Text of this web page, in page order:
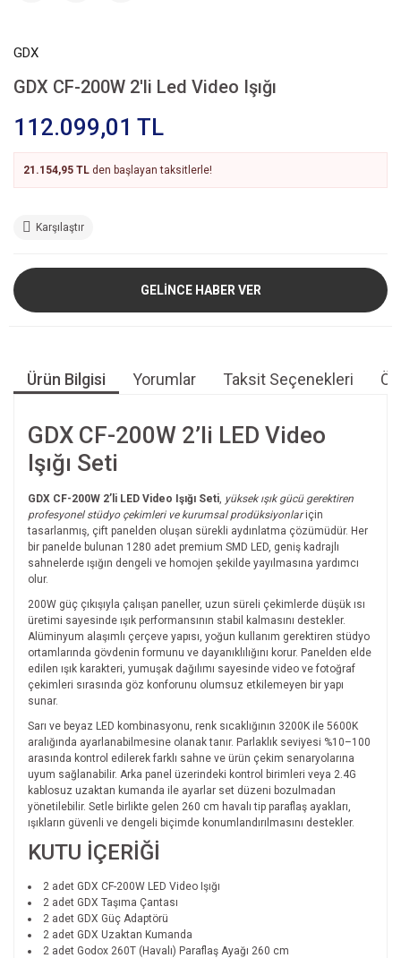
GDX
GDX CF-200W 2'li Led Video Işığı
112.099,01 TL
21.154,95 TL den başlayan taksitlerle!
Karşılaştır
GELİNCE HABER VER
Ürün Bilgisi Yorumlar Taksit Seçenekleri
GDX CF-200W 2’li LED Video
Işığı Seti
GDX CF-200W 2’li LED Video Işığı Seti, yüksek ışık gücü gerektiren
profesyonel stüdyo çekimleri ve kurumsal prodüksiyonlariçin
tasarlanmış, çift panelden oluşan sürekli aydınlatma çözümüdür. Her
bir panelde bulunan 1280 adet premium SMD LED, geniş kadrajlı
sahnelerde ışığın dengeli ve homojen şekilde yayılmasına yardımcı
olur.
200W güç çıkışıyla çalışan paneller, uzun süreli çekimlerde düşük ısı
üretimi sayesinde ışık performansının stabil kalmasını destekler.
Alüminyum alaşımlı çerçeve yapısı, yoğun kullanım gerektiren stüdyo
ortamlarında gövdenin formunu ve dayanıklılığını korur. Panelden elde
edilen ışık karakteri, yumuşak dağılımı sayesinde video ve fotoğraf
çekimleri sırasında göz konforunu olumsuz etkilemeyen bir yapı
sunar.
Sarı ve beyaz LED kombinasyonu, renk sıcaklığının 3200K ile 5600K
aralığında ayarlanabilmesine olanak tanır. Parlaklık seviyesi %10–100
arasında kontrol edilerek farklı sahne ve ürün çekim senaryolarına
uyum sağlanabilir. Arka panel üzerindeki kontrol birimleri veya 2.4G
kablosuz uzaktan kumanda ile ayarlar set düzeni bozulmadan
yönetilebilir. Setle birlikte gelen 260 cm havalı tip paraflaş ayakları,
ışıkların güvenli ve dengeli biçimde konumlandırılmasını destekler.
KUTU İÇERİĞİ
2 adet GDX CF-200W LED Video Işığı
2 adet GDX Taşıma Çantası
2 adet GDX Güç Adaptörü
2 adet GDX Uzaktan Kumanda
2 adet Godox 260T (Havalı) Paraflaş Ayağı 260 cm